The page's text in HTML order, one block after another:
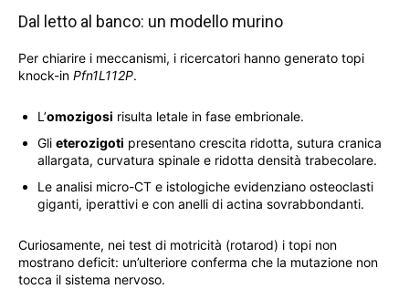
Dal letto al banco: un modello murino
Per chiarire i meccanismi, i ricercatori hanno generato topi
knock-in Pfn1L112P.
L’omozigosi risulta letale in fase embrionale.
Gli eterozigoti presentano crescita ridotta, sutura cranica
allargata, curvatura spinale e ridotta densità trabecolare.
Le analisi micro-CT e istologiche evidenziano osteoclasti
giganti, iperattivi e con anelli di actina sovrabbondanti.
Curiosamente, nei test di motricità (rotarod) i topi non
mostrano deficit: un’ulteriore conferma che la mutazione non
tocca il sistema nervoso.